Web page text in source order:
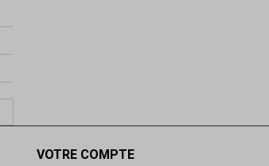
VOTRE COMPTE